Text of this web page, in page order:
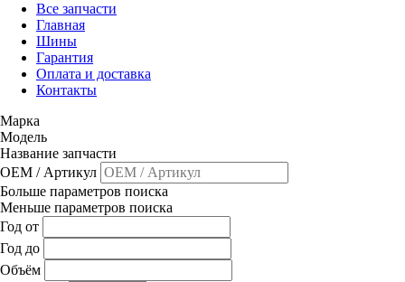
Все запчасти
Главная
Шины
Гарантия
Оплата и доставка
Контакты
Марка
Модель
Название запчасти
OEM / Артикул
Больше параметров поиска
Меньше параметров поиска
Год от
Год до
Объём